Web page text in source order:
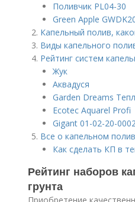
Поливчик PL04-30
Green Apple
Капельный полив,
Виды капельного
Рейтинг систем
Жук
Аквадуся
Garden Dreams
Ecotec Aquarel Profi
Gigant 01-02-20-
Все о капельном
Как сделать КП в
Рейтинг наборов
грунта